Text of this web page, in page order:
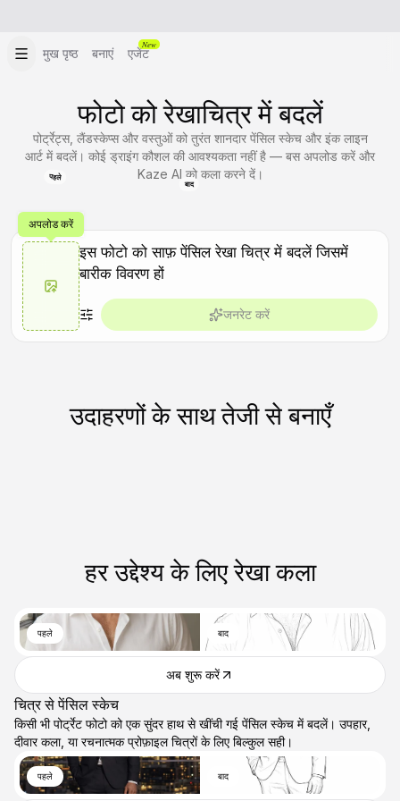
मुख पृष्ठ बनाएं एजेंट
New
फोटो को रेखाचित्र में बदलें
पोर्ट्रेट्स, लैंडस्केप्स और वस्तुओं को तुरंत शानदार पेंसिल स्केच और इंक लाइन
आर्ट में बदलें। कोई ड्राइंग कौशल की आवश्यकता नहीं है — बस अपलोड करें और
Kaze AI को कला करने दें।
पहले
बाद
अपलोड करें
जनरेट करें
उदाहरणों के साथ तेजी से बनाएँ
हर उद्देश्य के लिए रेखा कला
पहले बाद
चित्र से पेंसिल स्केच
किसी भी पोर्ट्रेट फोटो को एक सुंदर हाथ से खींची गई पेंसिल स्केच में बदलें। उपहार,
दीवार कला, या रचनात्मक प्रोफ़ाइल चित्रों के लिए बिल्कुल सही।
अब शुरू करें
पहले बाद